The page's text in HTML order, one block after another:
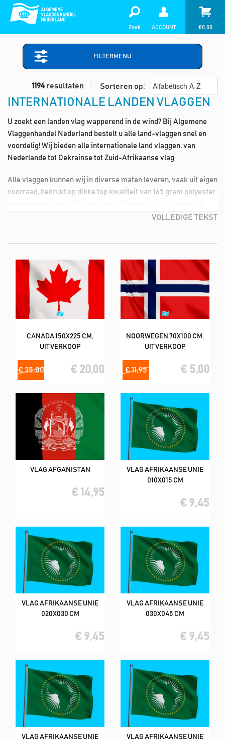
Zoek ACCOUNT €0,00
FILTERMENU
1194 resultaten Sorteren op:
INTERNATIONALE LANDEN VLAGGEN
U zoekt een landen vlag wapperend in de wind? Bij Algemene
Vlaggenhandel Nederland bestelt u alle land-vlaggen snel en
voordelig! Wij bieden alle internationale land vlaggen, van
Nederlande tot Oekrainse tot Zuid-Afrikaanse vlag
Alle vlaggen kunnen wij in diverse maten leveren, vaak uit eigen
voorraad, bedrukt op dikke top kwaliteit van 165 gram polyester
VOLLEDIGE TEKST
CANADA 150X225 CM,
UITVERKOOP
€ 35,00 € 20,00
NOORWEGEN 70X100 CM,
UITVERKOOP
€ 11,95 € 5,00
VLAG AFGANISTAN
€ 14,95
VLAG AFRIKAANSE UNIE
010X015 CM
€ 9,45
VLAG AFRIKAANSE UNIE
020X030 CM
€ 9,45
VLAG AFRIKAANSE UNIE
030X045 CM
€ 9,45
VLAG AFRIKAANSE UNIE
VLAG AFRIKAANSE UNIE